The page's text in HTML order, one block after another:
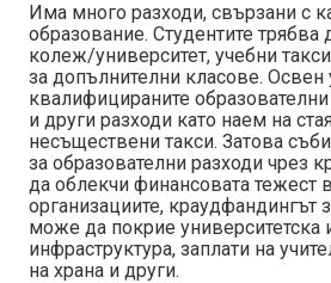
Има много разходи, свързани с
образование. Студентите трябва
колеж/университет, учебни
за допълнителни класове. Освен
квалифицираните
и други разходи като наем на
несъществени такси. Затова
за образователни разходи чрез
да облекчи финансовата тежест
организациите, краудфандингът
може да покрие университетска
инфраструктура, заплати на
на храна и други.